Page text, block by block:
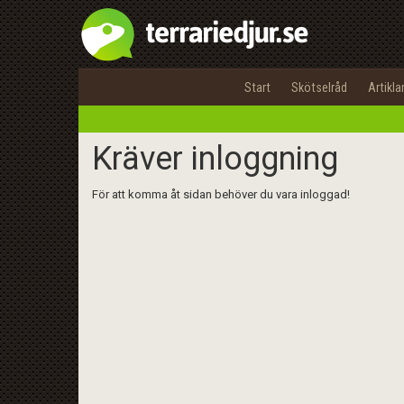
Start Skötselråd Artiklar
Kräver inloggning
För att komma åt sidan behöver du vara inloggad!